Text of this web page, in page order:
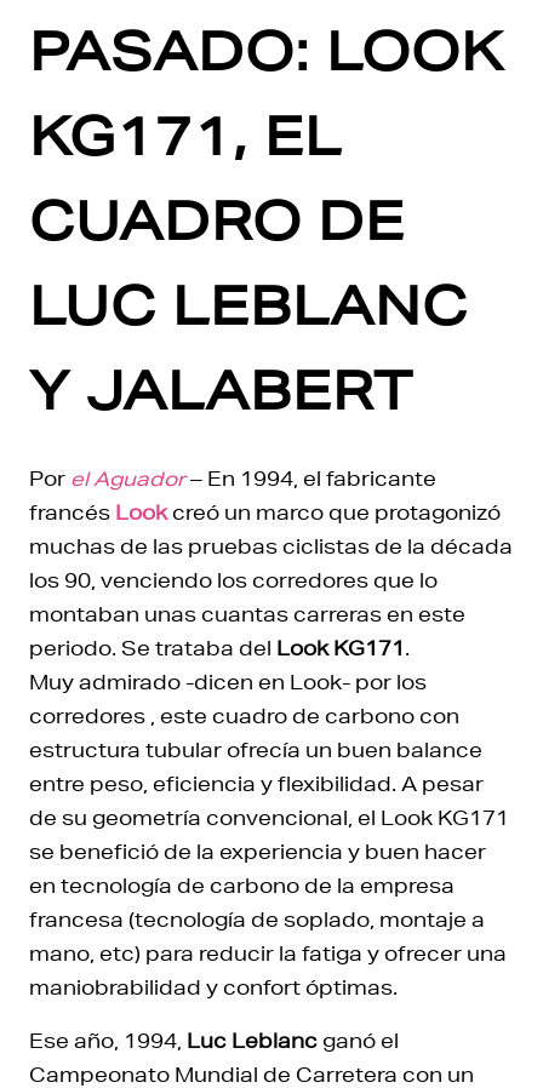
PASADO: LOOK
KG171, EL
CUADRO DE
LUC LEBLANC
Y JALABERT
Por el Aguador– En 1994, el fabricante
francés Lookcreó un marco que protagonizó
muchas de las pruebas ciclistas de la década
los 90, venciendo los corredores que lo
montaban unas cuantas carreras en este
periodo. Se trataba del Look KG171.
Muy admirado -dicen en Look- por los
corredores , este cuadro de carbono con
estructura tubular ofrecía un buen balance
entre peso, eficiencia y flexibilidad. A pesar
de su geometría convencional, el Look KG171
se benefició de la experiencia y buen hacer
en tecnología de carbono de la empresa
francesa (tecnología de soplado, montaje a
mano, etc) para reducir la fatiga y ofrecer una
maniobrabilidad y confort óptimas.
Ese año, 1994, Luc Leblanc ganó el
Campeonato Mundial de Carretera con un